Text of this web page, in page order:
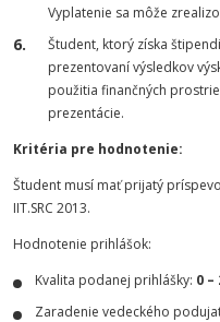
Vyplatenie sa môže
Študent, ktorý získa
prezentovaní výsledkov
použitia finančných
prezentácie.
Kritéria pre hodnotenie:
Študent musí mať prijatý
IIT.SRC 2013.
Hodnotenie prihlášok:
Kvalita podanej prihlášky: 0 –
Zaradenie vedeckého